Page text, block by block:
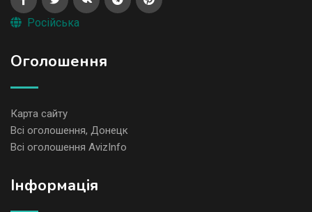
Російська
Оголошення
Карта сайту
Всі оголошення, Донецк
Всі оголошення AvizInfo
Iнформація